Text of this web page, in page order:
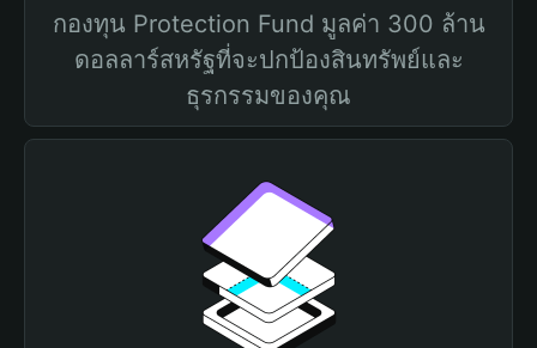
กองทุน Protection Fund มูลค่า 300 ล้าน
ดอลลาร์สหรัฐที่จะปกป้องสินทรัพย์และ
ธุรกรรมของคุณ